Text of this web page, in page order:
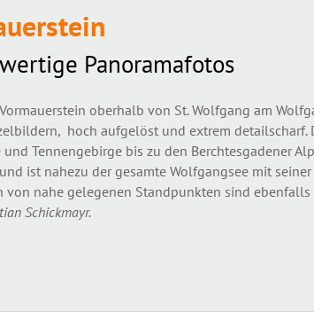
Panoramafotos
oberhalb von St. Wolfgang am
hoch aufgelöst und extrem detailscharf.
Tennengebirge bis zu den Berchtesgadener
ist nahezu der gesamte Wolfgangsee mit
von nahe gelegenen Standpunkten sind ebenfalls
Schickmayr.